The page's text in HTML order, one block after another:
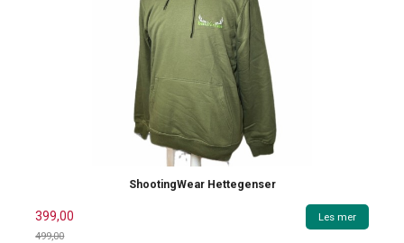
ShootingWear Hettegenser
399,00
499,00
Les mer